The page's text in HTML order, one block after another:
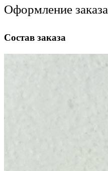
Оформление заказа
Состав заказа